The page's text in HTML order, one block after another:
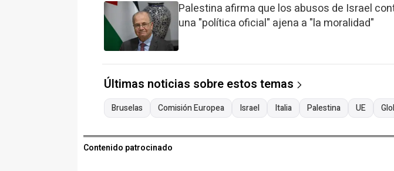
Palestina afirma que los abusos de Israel
una "política oficial" ajena a "la moralidad"
Últimas noticias sobre estos temas
Bruselas Comisión Europea Israel Italia Palestina UE
Contenido patrocinado